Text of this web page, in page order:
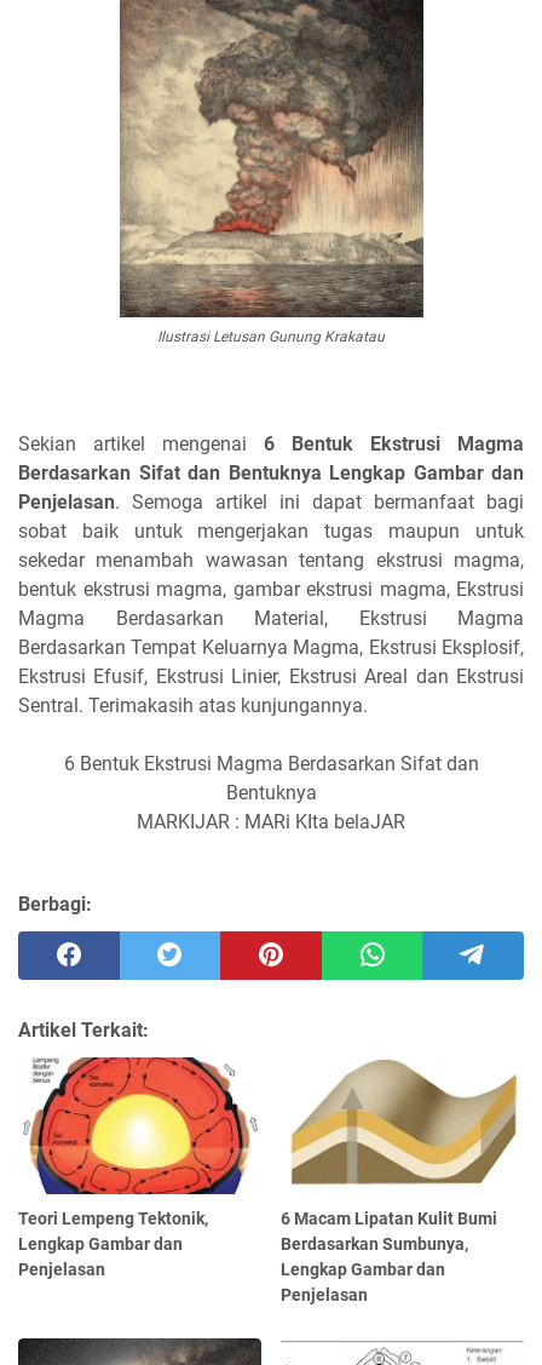
Ilustrasi Letusan Gunung Krakatau
Sekian artikel mengenai 6 Bentuk Ekstrusi Magma
Berdasarkan Sifat dan Bentuknya Lengkap Gambar dan
Penjelasan. Semoga artikel ini dapat bermanfaat bagi
sobat baik untuk mengerjakan tugas maupun untuk
sekedar menambah wawasan tentang ekstrusi magma,
bentuk ekstrusi magma, gambar ekstrusi magma, Ekstrusi
Magma Berdasarkan Material, Ekstrusi Magma
Berdasarkan Tempat Keluarnya Magma, Ekstrusi Eksplosif,
Ekstrusi Efusif, Ekstrusi Linier, Ekstrusi Areal dan Ekstrusi
Sentral. Terimakasih atas kunjungannya.
6 Bentuk Ekstrusi Magma Berdasarkan Sifat dan
Bentuknya
MARKIJAR : MARi KIta belaJAR
Berbagi:
Artikel Terkait:
Teori Lempeng Tektonik,
Lengkap Gambar dan
Penjelasan
6 Macam Lipatan Kulit Bumi
Berdasarkan Sumbunya,
Lengkap Gambar dan
Penjelasan